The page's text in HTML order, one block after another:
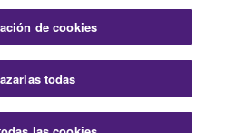
nosotrosTerminos de uso
Política de cookies
Legal
Corporation.
de cookies
todas